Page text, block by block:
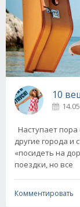
10
Наступает пора
другие города и
«посидеть на
поездки, но все
Комментировать